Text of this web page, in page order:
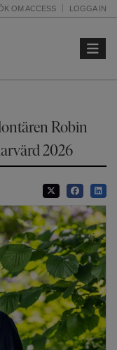
OM ACCESS LOGGA IN
Toggle
Robin
2026